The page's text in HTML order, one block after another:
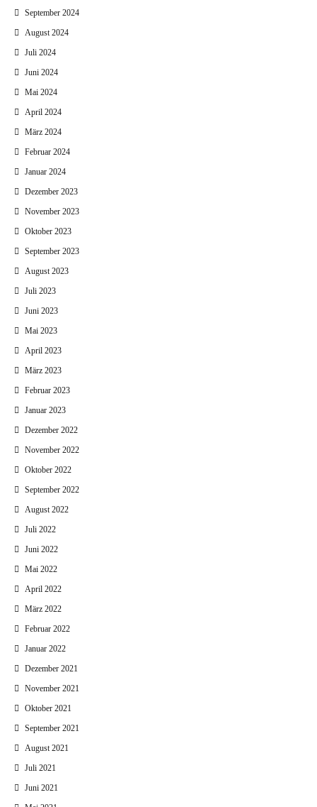
September 2024
August 2024
Juli 2024
Juni 2024
Mai 2024
April 2024
März 2024
Februar 2024
Januar 2024
Dezember 2023
November 2023
Oktober 2023
September 2023
August 2023
Juli 2023
Juni 2023
Mai 2023
April 2023
März 2023
Februar 2023
Januar 2023
Dezember 2022
November 2022
Oktober 2022
September 2022
August 2022
Juli 2022
Juni 2022
Mai 2022
April 2022
März 2022
Februar 2022
Januar 2022
Dezember 2021
November 2021
Oktober 2021
September 2021
August 2021
Juli 2021
Juni 2021